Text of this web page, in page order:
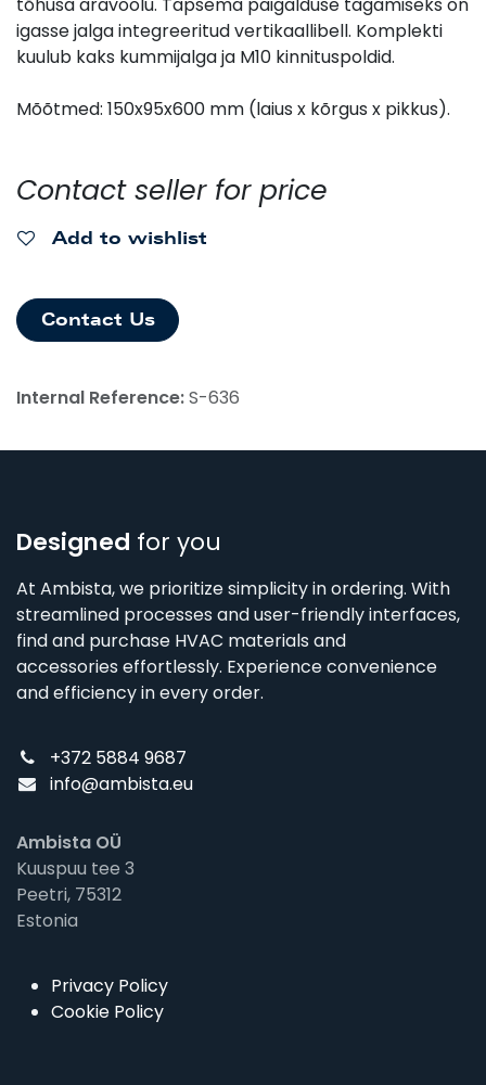
tõhusa äravoolu. Täpsema paigalduse tagamiseks on
igasse jalga integreeritud vertikaallibell. Komplekti
kuulub kaks kummijalga ja M10 kinnituspoldid.
Mõõtmed: 150x95x600 mm (laius x kõrgus x pikkus).
Contact seller for price
Add to wishlist
Contact Us
Internal Reference:S-636
Designed for you
At Ambista, we prioritize simplicity in ordering. With
streamlined processes and user-friendly interfaces,
find and purchase HVAC materials and
accessories effortlessly. Experience convenience
and efficiency in every order.
+372 5884 9687
info@ambista.eu
Ambista OÜ
Kuuspuu tee 3
Peetri, 75312
Estonia
Privacy Policy
Cookie Policy